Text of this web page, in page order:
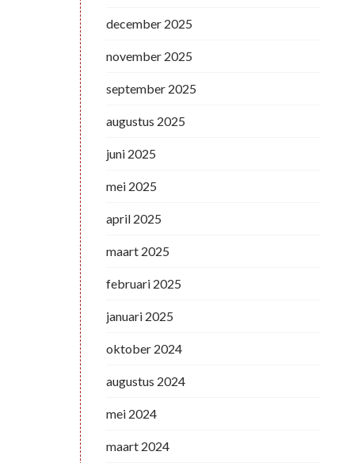
december 2025
november 2025
september 2025
augustus 2025
juni 2025
mei 2025
april 2025
maart 2025
februari 2025
januari 2025
oktober 2024
augustus 2024
mei 2024
maart 2024